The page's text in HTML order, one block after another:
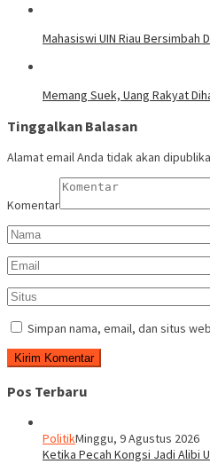
Mahasiswi UIN Riau Bersimbah
Memang Suek, Uang Rakyat
Tinggalkan Balasan
Alamat email Anda tidak akan
Komentar
Simpan nama, email, dan situs
Pos Terbaru
PolitikMinggu, 9 Agustus 2026
Ketika Pecah Kongsi Jadi Alibi